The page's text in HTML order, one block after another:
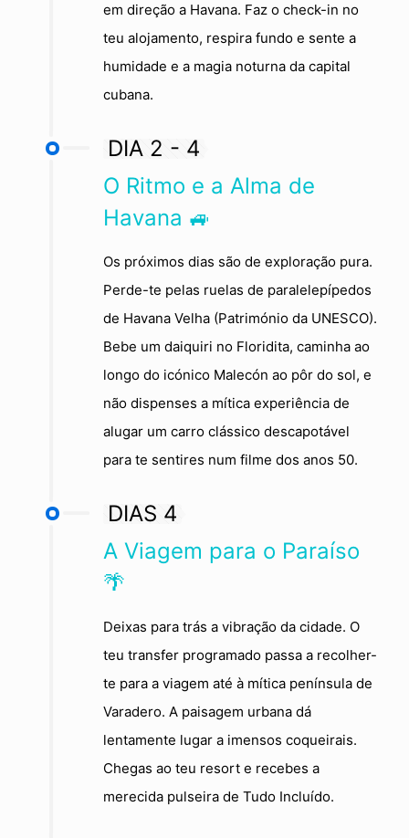
em direção a Havana. Faz o check-in no
teu alojamento, respira fundo e sente a
humidade e a magia noturna da capital
cubana.
DIA 2 - 4
O Ritmo e a Alma de
Havana 🚙
Os próximos dias são de exploração pura.
Perde-te pelas ruelas de paralelepípedos
de Havana Velha (Património da UNESCO).
Bebe um daiquiri no Floridita, caminha ao
longo do icónico Malecón ao pôr do sol, e
não dispenses a mítica experiência de
alugar um carro clássico descapotável
para te sentires num filme dos anos 50.
DIAS 4
A Viagem para o Paraíso
🌴
Deixas para trás a vibração da cidade. O
teu transfer programado passa a recolher-
te para a viagem até à mítica península de
Varadero. A paisagem urbana dá
lentamente lugar a imensos coqueirais.
Chegas ao teu resort e recebes a
merecida pulseira de Tudo Incluído.